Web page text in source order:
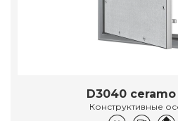
D3040
Конструктивные